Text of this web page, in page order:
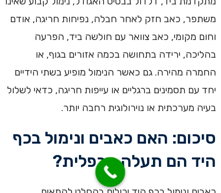
משתפר, כאב חזק לאחר חבלה, נפיחות חריגה, אודם
וחום מקומי, כאב צוואר עם חולשה ביד, הפרעה
בהליכה, ירידה בתחושה בכמה אזורים בגוף, או
החמרה מהירה. גם כאשר הנימול מופיע בשתי הידיים
יחד עם תסמינים ברגליים או עייפות חריגה, כדאי לשלול
בעיה מערכתית או נוירולוגית רחבה יותר.
סיכום: האם כאבים ונימול בכף
היד הם תעלה קרפלית?